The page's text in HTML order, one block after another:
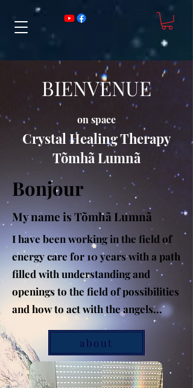
BIENVENUE
on space
Crystal Healing Therapy
Tõmhã Lumnã
Bonjour
My name is Tõmhã Lumnã
I have been working in the field of
energy care for 10 years with a path
filled with understanding and
openings to the field of possibilities
and how to act with the angels...
about